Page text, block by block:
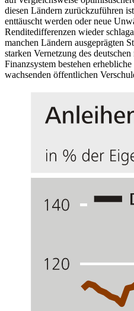
diesen Ländern zurückzuführen
enttäuscht werden oder neue
Renditedifferenzen wieder
manchen Ländern ausgeprägten
starken Vernetzung des
Finanzsystem bestehen
wachsenden öffentlichen